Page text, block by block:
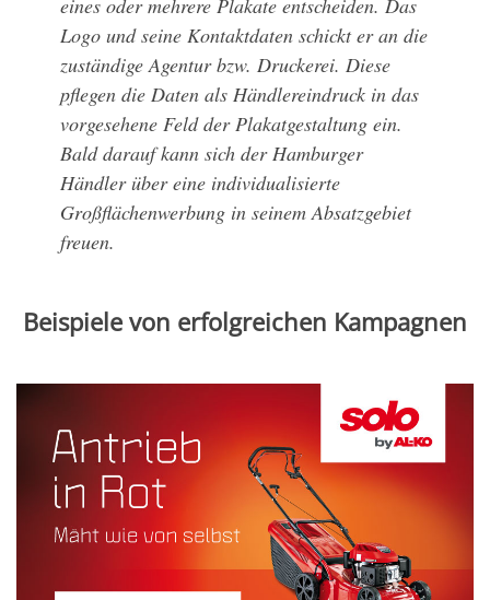
eines oder mehrere Plakate entscheiden. Das
Logo und seine Kontaktdaten schickt er an die
zuständige Agentur bzw. Druckerei. Diese
pflegen die Daten als Händlereindruck in das
vorgesehene Feld der Plakatgestaltung ein.
Bald darauf kann sich der Hamburger
Händler über eine individualisierte
Großflächenwerbung in seinem Absatzgebiet
freuen.
Beispiele von erfolgreichen Kampagnen